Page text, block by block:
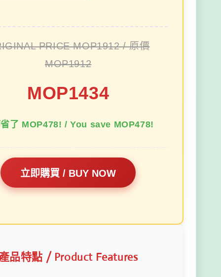
PRICE MOP1912 / 原價
MOP1912
MOP1434
了 MOP478! / You save MOP478!
立即購買 / BUY NOW
品特點 / Product Features